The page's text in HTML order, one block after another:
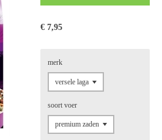
€ 7,95
merk
soort voer